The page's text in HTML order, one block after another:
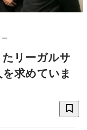
ー
リーガルサ
求めていま